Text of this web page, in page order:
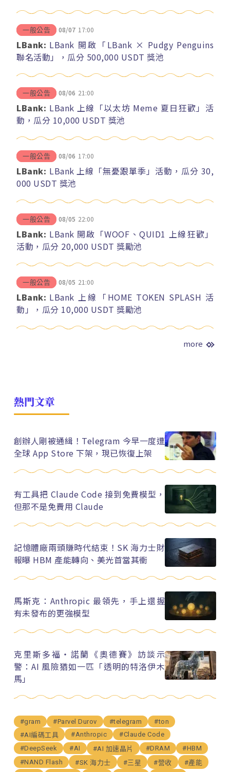
一般公告 08/07 17:00
LBank: LBank 開啟「LBank × Pudgy Penguins
聯名活動」，瓜分 500,000 USDT 獎池
一般公告 08/06 21:00
LBank: LBank 上線「以太坊 Meme 夏日狂歡」活
動，瓜分 10,000 USDT 獎池
一般公告 08/06 17:00
LBank: LBank 上線「無憂跟單季」活動，瓜分 30,
000 USDT 獎池
一般公告 08/05 22:00
LBank: LBank 開啟「WOOF、QUID1 上線狂歡」
活動，瓜分 20,000 USDT 獎勵池
一般公告 08/05 21:00
LBank: LBank 上線「HOME TOKEN SPLASH 活
動」，瓜分 10,000 USDT 獎勵池
more
熱門文章
創辦人剛被通緝！Telegram 今早一度遭
全球 App Store 下架，現已恢復上架
有工具把 Claude Code 接到免費模型，
但那不是免費用 Claude
記憶體廠兩頭賺時代結束！SK 海力士財
報曝 HBM 產能轉向、美光首當其衝
馬斯克：Anthropic 最領先，手上還握
有未發布的更強模型
克里斯多福・諾蘭《奧德賽》訪談示
警：AI 風險猶如一匹「透明的特洛伊木
馬」
#gram #Parvel Durov #telegram
#ton
#AI編碼工具
#Anthropic
#Claude Code
#DeepSeek
#AI #AI 加速晶片 #DRAM
#HBM
#NAND Flash
#SK 海力士 #三星 #營收
#產能